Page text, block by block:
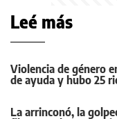
Leé más
Violencia de género
de ayuda y hubo 25
La arrinconó, la